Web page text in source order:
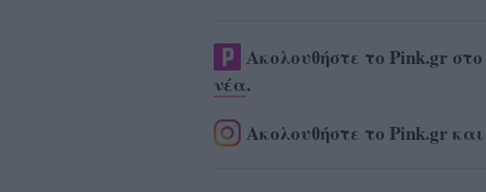
Ακολουθήστε το Pink.gr στο
νέα.
Ακολουθήστε το Pink.gr